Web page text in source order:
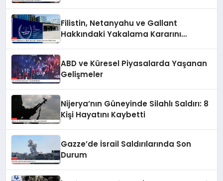
Filistin, Netanyahu ve Gallant
Hakkındaki Yakalama Kararını
ABD ve Küresel Piyasalarda Yaşanan
Gelişmeler
Nijerya’nın Güneyinde Silahlı Saldırı: 8
Kişi Hayatını Kaybetti
Gazze’de İsrail Saldırılarında Son
Durum